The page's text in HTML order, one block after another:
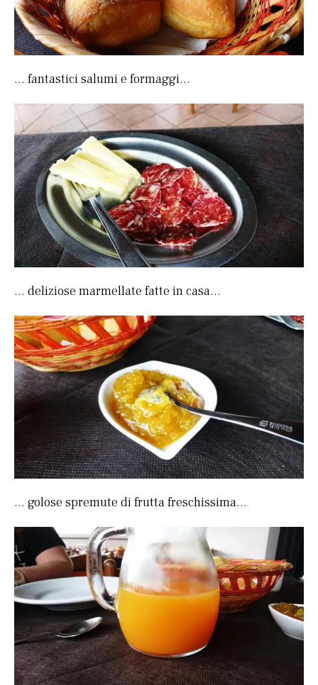
… fantastici salumi e formaggi…
… deliziose marmellate fatte in casa…
… golose spremute di frutta freschissima…